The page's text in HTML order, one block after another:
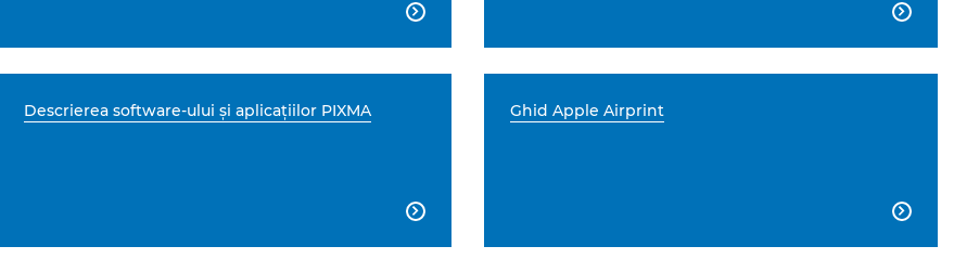
 
Descrierea software-ului şi aplicaţiilor PIXMA

Ghid Apple Airprint
